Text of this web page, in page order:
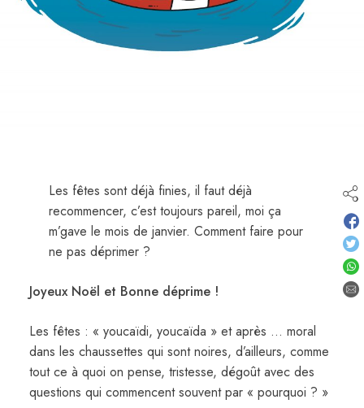
Les fêtes sont déjà finies, il faut déjà
recommencer, c’est toujours pareil, moi ça
m’gave le mois de janvier. Comment faire pour
ne pas déprimer ?
Joyeux Noël et Bonne déprime !
Les fêtes : « youcaïdi, youcaïda » et après … moral
dans les chaussettes qui sont noires, d’ailleurs, comme
tout ce à quoi on pense, tristesse, dégoût avec des
questions qui commencent souvent par « pourquoi ? »